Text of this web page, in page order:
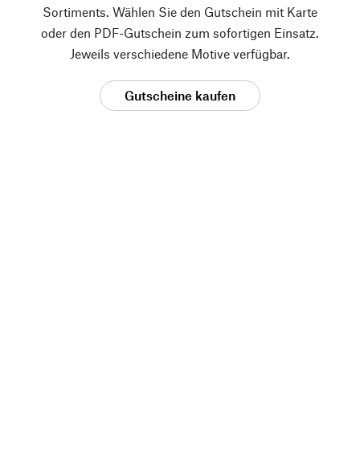
Sortiments. Wählen Sie den Gutschein mit Karte
oder den PDF-Gutschein zum sofortigen Einsatz.
Jeweils verschiedene Motive verfügbar.
Gutscheine kaufen